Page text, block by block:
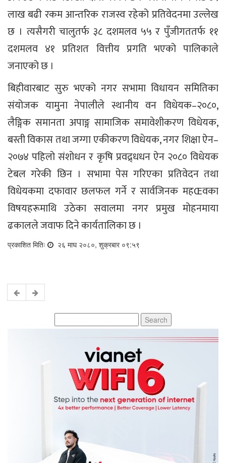
लाख बढी रकम आन्तरिक राजस्व रहेको प्रतिवेदनमा उल्लेख
छ । त्यसैगरी चालुतर्फ ३८ दशमलव ५५ र पुँजीगततर्फ ११
दशमलव ४१ प्रतिशत वित्तीय प्रगति भएको पालिकाले
जनाएको छ ।
बिहीवारबाट सुरु भएको नगर सभामा विधायन समितिका
संयोजक यामुना नेपालीले स्थानीय वन विधेयक–२०८०,
लैङ्गिक समानता अपाङ्ग सामाजिक समावेशीकरण विधेयक,
बस्ती विकास तथा जग्गा एकीकरण विधेयक, नगर शिक्षा ऐन–
२०७४ पहिलो संशोधन र कृषि प्रवद्र्धधन ऐन २०८० विधेयक
टेबल गरेकी छिन । सभामा पेस गरिएका प्रतिवेदन तथा
विधेयकमा दफावार छलफल गर्ने र सार्वजिनक महŒवका
विषयहरूमाथि उठेका सवालमा नगर प्रमुख मोहनमाया
ढकालले जवाफ दिने कार्यतालिका छ ।
प्रकाशित मितिः २६ माघ २०८०, शुक्रबार ०९:५९
for: